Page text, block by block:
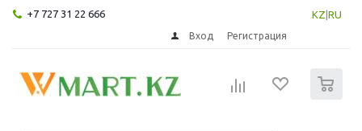
+7 727 31 22 666 KZ RU
Вход Регистрация